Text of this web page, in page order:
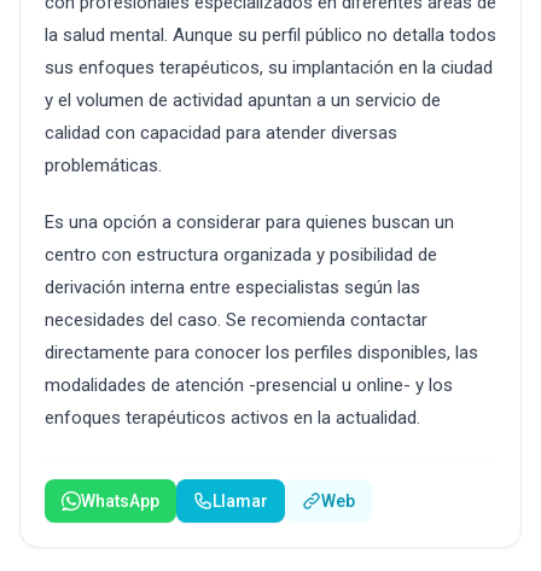
la salud mental. Aunque su perfil público no detalla todos
sus enfoques terapéuticos, su implantación en la ciudad
y el volumen de actividad apuntan a un servicio de
calidad con capacidad para atender diversas
problemáticas.
Es una opción a considerar para quienes buscan un
centro con estructura organizada y posibilidad de
derivación interna entre especialistas según las
necesidades del caso. Se recomienda contactar
directamente para conocer los perfiles disponibles, las
modalidades de atención -presencial u online- y los
enfoques terapéuticos activos en la actualidad.
WhatsApp Llamar Web